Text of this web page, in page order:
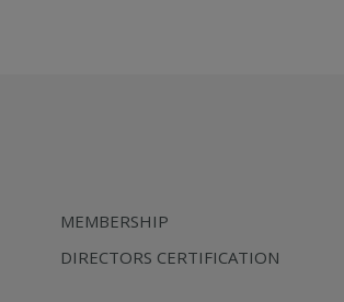
MEMBERSHIP
DIRECTORS CERTIFICATION